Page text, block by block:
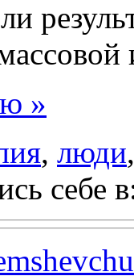
»
, люди
себе